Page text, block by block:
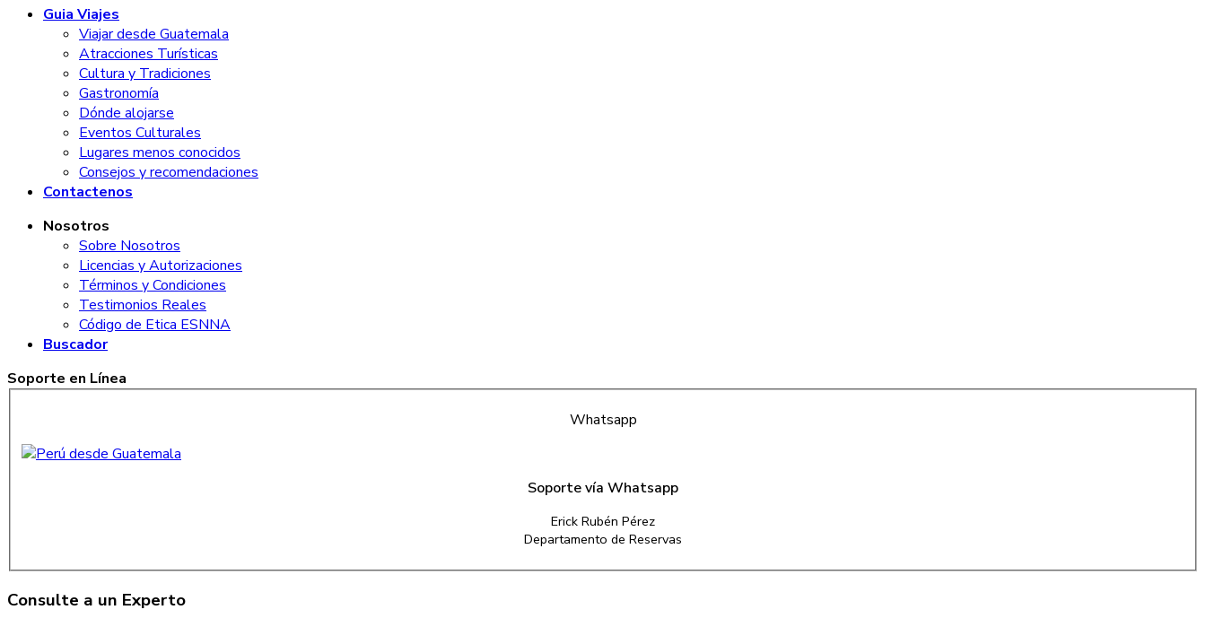
Guia Viajes
Viajar desde Guatemala
Atracciones Turísticas
Cultura y Tradiciones
Gastronomía
Dónde alojarse
Eventos Culturales
Lugares menos conocidos
Consejos y recomendaciones
Contactenos
Nosotros
Sobre Nosotros
Licencias y Autorizaciones
Términos y Condiciones
Testimonios Reales
Código de Etica ESNNA
Buscador
Soporte en Línea
Whatsapp
Soporte vía Whatsapp
Erick Rubén Pérez
Departamento de Reservas
Consulte a un Experto